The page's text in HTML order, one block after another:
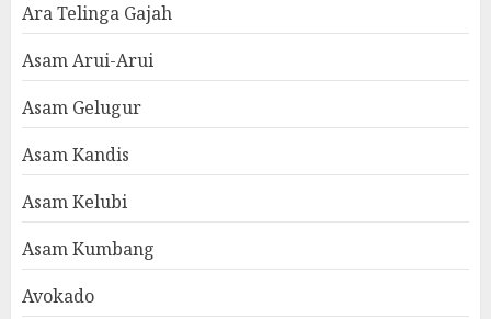
Ara Telinga Gajah
Asam Arui-Arui
Asam Gelugur
Asam Kandis
Asam Kelubi
Asam Kumbang
Avokado